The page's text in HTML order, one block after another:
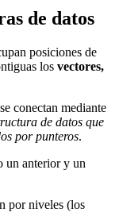
de datos
posiciones de
los vectores,
conectan mediante
de datos que
por punteros.
un anterior y un
por niveles (los